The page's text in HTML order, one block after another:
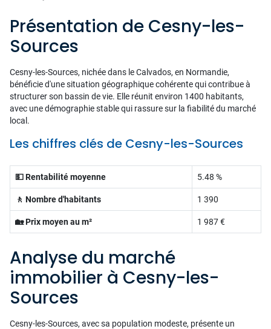
Présentation de Cesny-les-
Sources
Cesny-les-Sources, nichée dans le Calvados, en Normandie,
bénéficie d'une situation géographique cohérente qui contribue à
structurer son bassin de vie. Elle réunit environ 1400 habitants,
avec une démographie stable qui rassure sur la fiabilité du marché
local.
Les chiffres clés de Cesny-les-Sources
💵 Rentabilité moyenne 5.48 %
🚶 Nombre d'habitants 1 390
🏡 Prix moyen au m² 1 987 €
Analyse du marché
immobilier à Cesny-les-
Sources
Cesny-les-Sources, avec sa population modeste, présente un